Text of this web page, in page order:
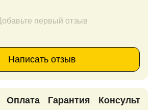
первый отзыв
Написать отзыв
Оплата Гарантия